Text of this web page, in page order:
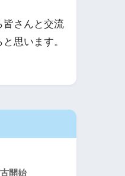
皆さんと交流
思います。
開始